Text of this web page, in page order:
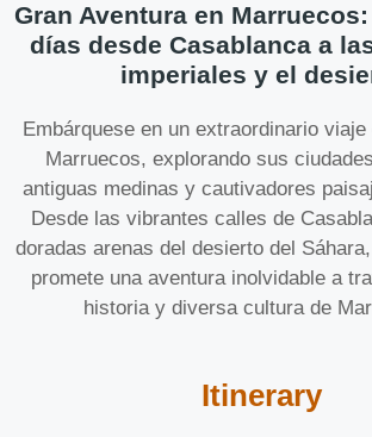
Gran Aventura en
días desde Casablanca a
imperiales y el
Embárquese en un extraordinario
Marruecos, explorando sus
antiguas medinas y cautivadores
Desde las vibrantes calles de
doradas arenas del desierto del
promete una aventura inolvidable a
historia y diversa cultura de
Itinerary